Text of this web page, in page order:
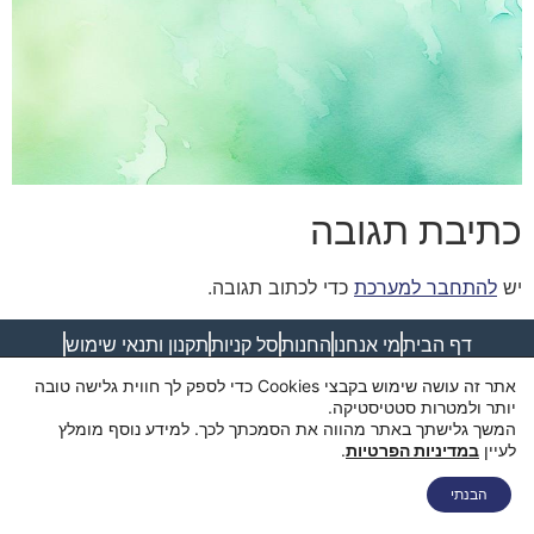
כתיבת תגובה
יש להתחבר למערכת כדי לכתוב תגובה.
דף הביתמי אנחנו החנותסל קניותתקנון ותנאי שימוש
אתר זה עושה שימוש בקבצי Cookies כדי לספק לך חווית גלישה טובה
יותר ולמטרות סטטיסטיקה.
המשך גלישתך באתר מהווה את הסמכתך לכך. למידע נוסף מומלץ
לעיין במדיניות הפרטיות.
הבנתי